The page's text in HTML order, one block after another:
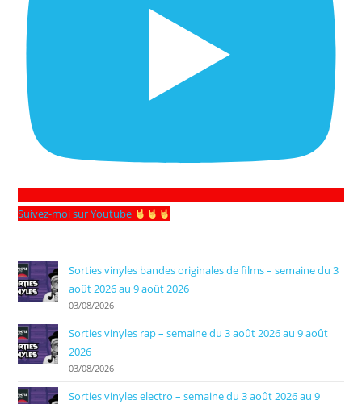
Suivez-moi sur Youtube
Sorties vinyles bandes originales de films – semaine du 3
août 2026 au 9 août 2026
03/08/2026
Sorties vinyles rap – semaine du 3 août 2026 au 9 août
2026
03/08/2026
Sorties vinyles electro – semaine du 3 août 2026 au 9